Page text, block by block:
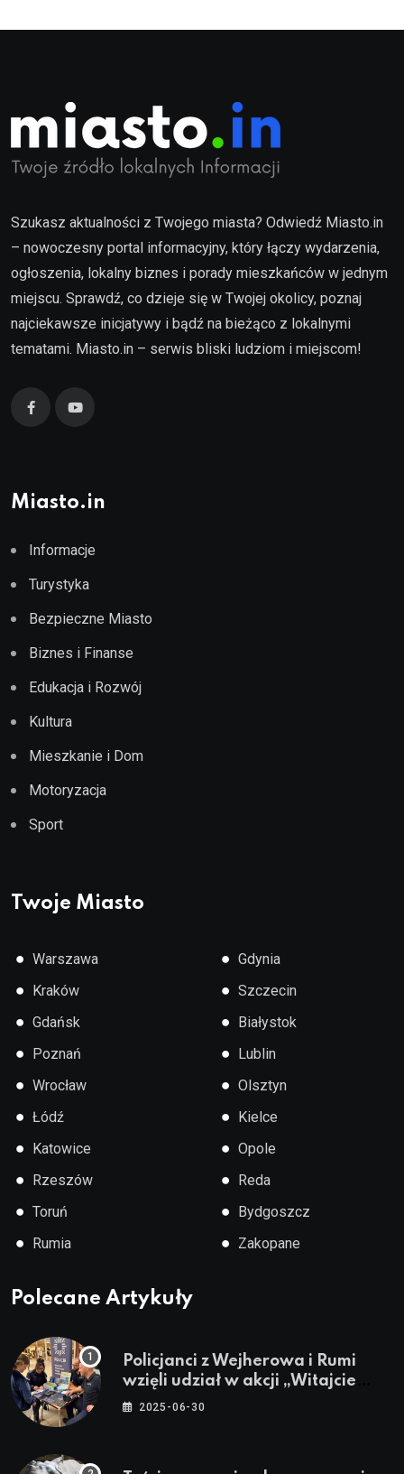
Szukasz aktualności z Twojego miasta? Odwiedź Miasto.in
– nowoczesny portal informacyjny, który łączy wydarzenia,
ogłoszenia, lokalny biznes i porady mieszkańców w jednym
miejscu. Sprawdź, co dzieje się w Twojej okolicy, poznaj
najciekawsze inicjatywy i bądź na bieżąco z lokalnymi
tematami. Miasto.in – serwis bliski ludziom i miejscom!
Miasto.in
Informacje
Turystyka
Bezpieczne Miasto
Biznes i Finanse
Edukacja i Rozwój
Kultura
Mieszkanie i Dom
Motoryzacja
Sport
Twoje Miasto
● Warszawa
● Kraków
● Gdańsk
● Poznań
● Wrocław
● Łódź
● Katowice
● Rzeszów
● Toruń
● Rumia
● Gdynia
● Szczecin
● Białystok
● Lublin
● Olsztyn
● Kielce
● Opole
● Reda
● Bydgoszcz
● Zakopane
Polecane Artykuły
Policjanci z Wejherowa i Rumi
wzięli udział w akcji „Witajcie
Wakacje”
2025-06-30